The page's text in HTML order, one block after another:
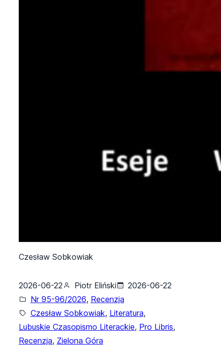
Czesław Sobkowiak
2026-06-22 Piotr Eliński
2026-06-22
Nr 95-96/2026, Recenzja
Czesław Sobkowiak, Literatura,
Lubuskie Czasopismo Literackie, Pro Libris,
Recenzja, Zielona Góra